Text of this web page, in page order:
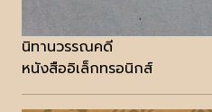
นิทานวรรณคดี
หนังสืออิเล็กทรอนิกส์